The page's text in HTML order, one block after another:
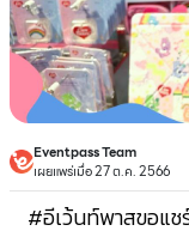
Eventpass Team
เผยแพร่เมื่อ 27 ต.ค. 2566
#อีเว้นท์พาสขอแช